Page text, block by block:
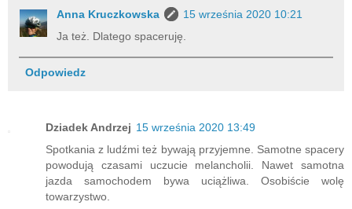
Anna Kruczkowska
15 września 2020 10:21
Ja też. Dlatego spaceruję.
Odpowiedz
Dziadek Andrzej 15 września 2020 13:49
Spotkania z ludźmi też bywają przyjemne. Samotne spacery
powodują czasami uczucie melancholii. Nawet samotna
jazda samochodem bywa uciążliwa. Osobiście wolę
towarzystwo.